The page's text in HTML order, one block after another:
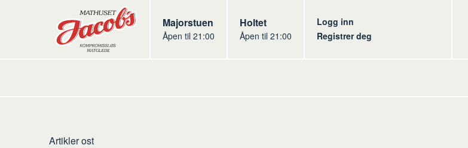
Butikker Jacobs
Majorstuen
Åpen til 21:00
Jacobs
Holtet
Åpen til 21:00
Logg inn
Registrer deg
Hjem
Ost
Artikler ost